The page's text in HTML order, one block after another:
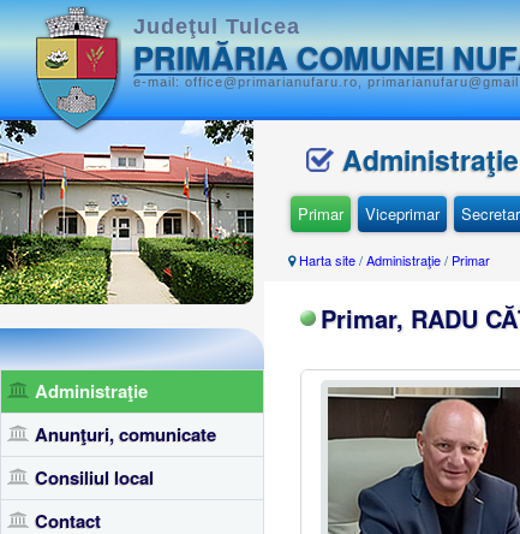
Judeţul Tulcea
PRIMĂRIA COMUNEI
e-mail: office@primarianufaru.ro,
Administraţie
Anunţuri, comunicate
Consiliul local
Contact
Administraţie
Primar Viceprimar
Harta site/Administraţie/ Primar
Primar, RADU